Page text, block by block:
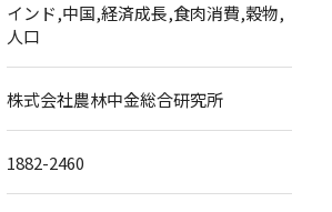
インド,中国,経済成長,食肉消費,穀物,
人口
株式会社農林中金総合研究所
1882-2460